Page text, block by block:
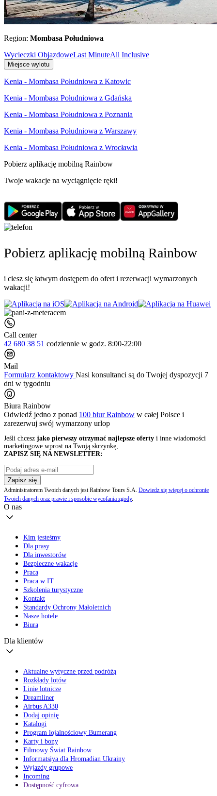
Region: Mombasa Południowa
Wycieczki ObjazdoweLast MinuteAll Inclusive
Miejsce wylotu
Kenia - Mombasa Południowa z Katowic
Kenia - Mombasa Południowa z Gdańska
Kenia - Mombasa Południowa z Poznania
Kenia - Mombasa Południowa z Warszawy
Kenia - Mombasa Południowa z Wrocławia
Pobierz aplikację mobilną Rainbow
Twoje wakacje na wyciągnięcie ręki!
Pobierz aplikację mobilną Rainbow
i ciesz się łatwym dostępem do ofert i rezerwacji wymarzonych
wakacji!
Call center
42 680 38 51 codziennie w godz. 8:00-22:00
Mail
Formularz kontaktowy Nasi konsultanci są do Twojej dyspozycji 7
dni w tygodniu
Biura Rainbow
Odwiedź jedno z ponad 100 biur Rainbow w całej Polsce i
zarezerwuj swój wymarzony urlop
Jeśli chcesz jako pierwszy otrzymać najlepsze oferty i inne wiadomości
marketingowe wprost na Twoją skrzynkę,
ZAPISZ SIĘ NA NEWSLETTER:
Zapisz się
Administratorem Twoich danych jest Rainbow Tours S.A. Dowiedz się więcej o ochronie
Twoich danych oraz prawie i sposobie wycofania zgody.
O nas
Kim jesteśmy
Dla prasy
Dla inwestorów
Bezpieczne wakacje
Praca
Praca w IT
Szkolenia turystyczne
Kontakt
Standardy Ochrony Małoletnich
Nasze hotele
Biura
Dla klientów
Aktualne wytyczne przed podróżą
Rozkłady lotów
Linie lotnicze
Dreamliner
Airbus A330
Dodaj opinię
Katalogi
Program lojalnościowy Bumerang
Karty i bony
Filmowy Świat Rainbow
Informatsiya dla Hromadian Ukrainy
Wyjazdy grupowe
Incoming
Dostępność cyfrowa